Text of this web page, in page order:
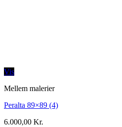
Vis
Mellem malerier
Peralta 89×89 (4)
6.000,00 Kr.